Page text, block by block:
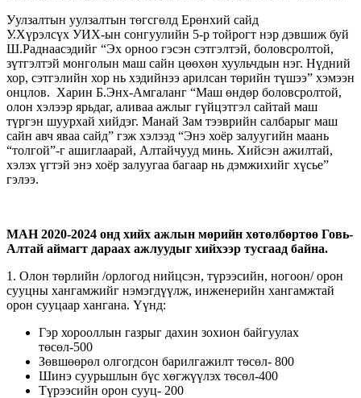
Уулзалтын уулзалтын төгсгөлд Ерөнхий сайд
У.Хүрэлсүх УИХ-ын сонгуулийн 5-р тойрогт нэр дэвшиж буй
Ш.Раднаасэдийг “Эх орноо гэсэн сэтгэлтэй, боловсролтой,
зүтгэлтэй монголын маш сайн цөөхөн хуульчдын нэг. Нүдний
хор, сэтгэлийн хор нь хэдийнээ арилсан төрийн түшээ” хэмээн
онцлов. Харин Б.Энх-Амгаланг “Маш өндөр боловсролтой,
олон хэлээр ярьдаг, аливаа ажлыг гүйцэтгэл сайтай маш
түргэн шуурхай хийдэг. Манай Зам тээврийн салбарыг маш
сайн авч яваа сайд” гэж хэлээд “Энэ хоёр залуугийн маань
“толгой”-г ашиглаарай, Алтайчууд минь. Хийсэн ажилтай,
хэлэх үгтэй энэ хоёр залуугаа багаар нь дэмжихийг хүсье”
гэлээ.
МАН 2020-2024 онд хийх ажлын мөрийн хөтөлбөртөө Говь-
Алтай аймагт дараах ажлуудыг хийхээр тусгаад байна.
1. Олон төрлийн /орлогод нийцсэн, түрээсийн, ногоон/ орон
сууцны хангамжийг нэмэгдүүлж, инженерийн хангамжтай
орон сууцаар хангана. Үүнд:
Гэр хорооллын газрыг дахин зохион байгуулах
төсөл-500
Зөвшөөрөл олгогдсон барилгажилт төсөл- 800
Шинэ суурьшлын бүс хөгжүүлэх төсөл-400
Түрээсийн орон сууц- 200